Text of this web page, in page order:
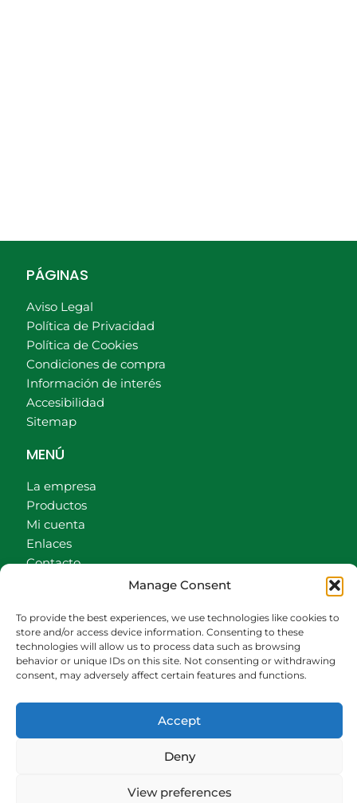
Manage Consent
To provide the best experiences, we use technologies like cookies to
store and/or access device information. Consenting to these
technologies will allow us to process data such as browsing
behavior or unique IDs on this site. Not consenting or withdrawing
consent, may adversely affect certain features and functions.
Accept
Deny
View preferences
PÁGINAS
Aviso Legal
Política de Privacidad
Política de Cookies
Condiciones de compra
Información de interés
Accesibilidad
Sitemap
MENÚ
La empresa
Productos
Mi cuenta
Enlaces
Contacto
CONTACTO
942540013
696426646
609472979
comercial@bediaycabarga.com
Fdez. Hontoria 20. Astillero. 39610 Cantabria
De lunes a viernes de 8:30 a 13:00 y de 15:00 a